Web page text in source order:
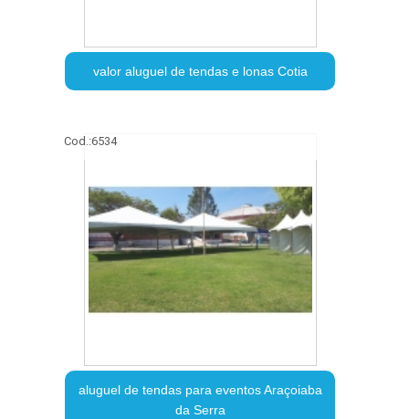
valor aluguel de tendas e lonas Cotia
Cod.:6534
aluguel de tendas para eventos Araçoiaba
da Serra